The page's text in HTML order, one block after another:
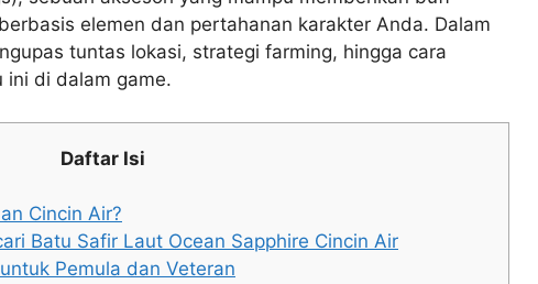
elemen dan pertahanan karakter Anda. Dalam
tuntas lokasi, strategi farming, hingga cara
ini di dalam game.
Daftar Isi
Cincin Air?
Batu Safir Laut Ocean Sapphire Cincin Air
Pemula dan Veteran